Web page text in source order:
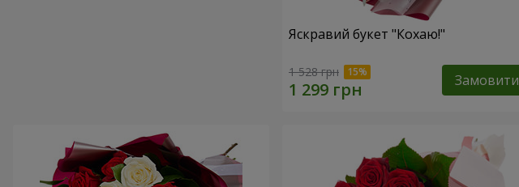
Яскравий букет "Кохаю!"
1 528 грн Замовити